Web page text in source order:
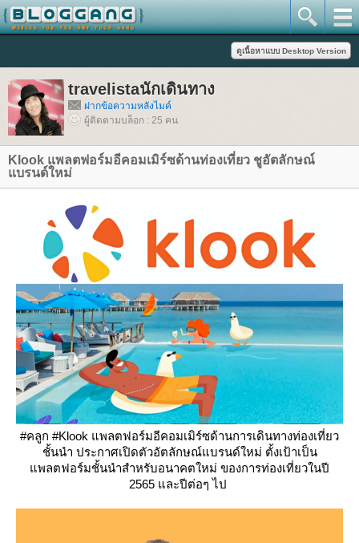
travelistaนักเดินทาง
ฝากข้อความหลังไมค์
ผู้ติดตามบล็อก : 25 คน
Klook แพลตฟอร์มอีคอมเมิร์ซด้านท่องเที่ยว ชูอัตลักษณ์
บรนด์ใหม่
#คลูก #Klook แพลตฟอร์มอีคอมเมิร์ซด้านการเดินทางท่องเที่ยว
ชั้นนำ ประกาศเปิดตัวอัตลักษณ์แบรนด์ใหม่ ตั้งเป้าเป็น
พลตฟอร์มชั้นนำสำหรับอนาคตใหม่ ของการท่องเที่ยวในปี
2565 และปีต่อๆ ไป